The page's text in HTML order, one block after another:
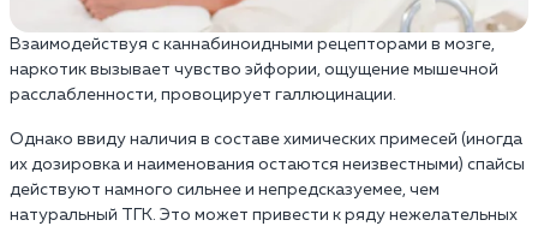
Взаимодействуя с каннабиноидными рецепторами в мозге,
наркотик вызывает чувство эйфории, ощущение мышечной
расслабленности, провоцирует галлюцинации.
Однако ввиду наличия в составе химических примесей (иногда
их дозировка и наименования остаются неизвестными) спайсы
действуют намного сильнее и непредсказуемее, чем
натуральный ТГК. Это может привести к ряду нежелательных